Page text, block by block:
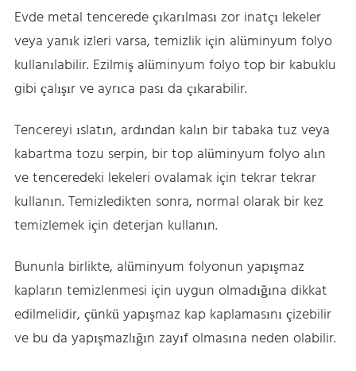
Evde metal tencerede çıkarılması zor inatçı lekeler
veya yanık izleri varsa, temizlik için alüminyum folyo
kullanılabilir. Ezilmiş alüminyum folyo top bir kabuklu
gibi çalışır ve ayrıca pası da çıkarabilir.
Tencereyi ıslatın, ardından kalın bir tabaka tuz veya
kabartma tozu serpin, bir top alüminyum folyo alın
ve tenceredeki lekeleri ovalamak için tekrar tekrar
kullanın. Temizledikten sonra, normal olarak bir kez
temizlemek için deterjan kullanın.
Bununla birlikte, alüminyum folyonun yapışmaz
kapların temizlenmesi için uygun olmadığına dikkat
edilmelidir, çünkü yapışmaz kap kaplamasını çizebilir
ve bu da yapışmazlığın zayıf olmasına neden olabilir.